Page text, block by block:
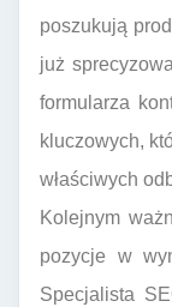
poszukują
już
formularza
kluczowych,
właściwych
Kolejnym
pozycje w
Specjalista